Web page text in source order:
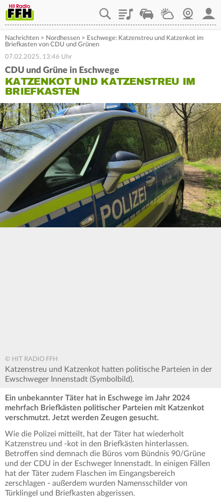
PlaylistStaupilotWetterWebcam
Nachrichten > Nordhessen > Eschwege: Katzenstreu und Katzenkot im
Briefkasten von CDU und Grünen
07.02.2025, 13:46 Uhr
CDU und Grüne in Eschwege
KATZENKOT UND KATZENSTREU IM
BRIEFKASTEN
© HIT RADIO FFH
Katzenstreu und Katzenkot hatten politische Parteien in der
Ewschweger Innenstadt (Symbolbild).
Ein unbekannter Täter hat in Eschwege im Jahr 2024
mehrfach Briefkästen politischer Parteien mit Katzenkot
verschmutzt. Jetzt werden Zeugen gesucht.
Wie die Polizei mitteilt, hat der Täter hat wiederholt
Katzenstreu und -kot in den Briefkästen hinterlassen.
Betroffen sind demnach die Büros vom Bündnis 90/Grüne
und der CDU in der Eschweger Innenstadt. In einigen Fällen
hat der Täter zudem Flaschen im Eingangsbereich
zerschlagen - außerdem wurden Namensschilder von
Türklingel und Briefkasten abgerissen.